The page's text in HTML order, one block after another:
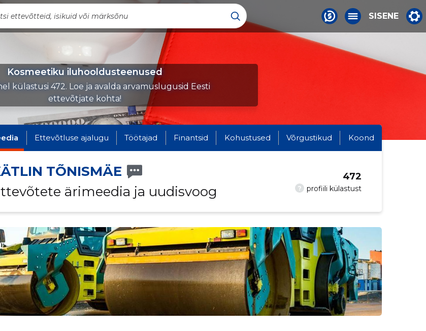
SISENE
Kosmeetiku iluhooldusteenused
külastusi 472. Loe ja avalda arvamuslugusid Eesti
ettevõtjate kohta!
Ettevõtluse ajalugu Töötajad Finantsid Kohustused Võrgustikud Koond
TÕNISMÄE
ärimeedia ja uudisvoog
? profiili külastust
472